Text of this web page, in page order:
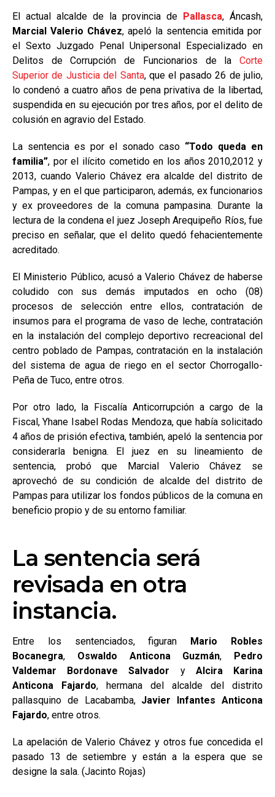
El actual alcalde de la provincia de Pallasca, Áncash,
Marcial Valerio Chávez, apeló la sentencia emitida por
el Sexto Juzgado Penal Unipersonal Especializado en
Delitos de Corrupción de Funcionarios de la Corte
Superior de Justicia del Santa, que el pasado 26 de julio,
lo condenó a cuatro años de pena privativa de la libertad,
suspendida en su ejecución por tres años, por el delito de
colusión en agravio del Estado.
La sentencia es por el sonado caso “Todo queda en
familia”, por el ilícito cometido en los años 2010,2012 y
2013, cuando Valerio Chávez era alcalde del distrito de
Pampas, y en el que participaron, además, ex funcionarios
y ex proveedores de la comuna pampasina. Durante la
lectura de la condena el juez Joseph Arequipeño Ríos, fue
preciso en señalar, que el delito quedó fehacientemente
acreditado.
El Ministerio Público, acusó a Valerio Chávez de haberse
coludido con sus demás imputados en ocho (08)
procesos de selección entre ellos, contratación de
insumos para el programa de vaso de leche, contratación
en la instalación del complejo deportivo recreacional del
centro poblado de Pampas, contratación en la instalación
del sistema de agua de riego en el sector Chorrogallo-
Peña de Tuco, entre otros.
Por otro lado, la Fiscalía Anticorrupción a cargo de la
Fiscal, Yhane Isabel Rodas Mendoza, que había solicitado
4 años de prisión efectiva, también, apeló la sentencia por
considerarla benigna. El juez en su lineamiento de
sentencia, probó que Marcial Valerio Chávez se
aprovechó de su condición de alcalde del distrito de
Pampas para utilizar los fondos públicos de la comuna en
beneficio propio y de su entorno familiar.
La sentencia será
revisada en otra
instancia.
Entre los sentenciados, figuran Mario Robles
Bocanegra, Oswaldo Anticona Guzmán, Pedro
Valdemar Bordonave Salvador y Alcira Karina
Anticona Fajardo, hermana del alcalde del distrito
pallasquino de Lacabamba, Javier Infantes Anticona
Fajardo, entre otros.
La apelación de Valerio Chávez y otros fue concedida el
pasado 13 de setiembre y están a la espera que se
designe la sala. (Jacinto Rojas)